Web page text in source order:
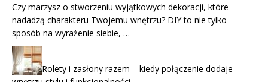
Czy marzysz o stworzeniu wyjątkowych dekoracji, które
nadadzą charakteru Twojemu wnętrzu? DIY to nie tylko
sposób na wyrażenie siebie, …
Rolety i zasłony razem – kiedy połączenie dodaje